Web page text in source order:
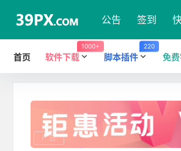
公告 签到
首页 软件下载
1000+
脚本插件
220
免
广告